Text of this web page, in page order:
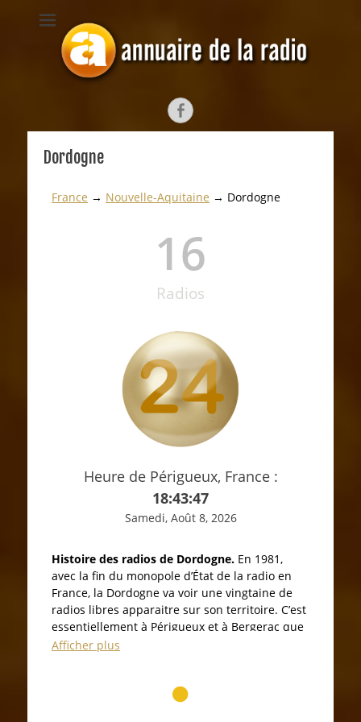
RADIO
Depuis 1998, l'annuaire radiophonique francophone
Dordogne
France → Nouvelle-Aquitaine → Dordogne
Radios
16
Heure de Périgueux, France :
18:43:48
Samedi, Août 8, 2026
Histoire des radios de Dordogne. En 1981,
avec la fin du monopole d’État de la radio en
France, la Dordogne va voir une vingtaine de
radios libres apparaitre sur son territoire. C’est
essentiellement à Périgueux et à Bergerac que
les antennes vont fleurir. Beaucoup d’entre
radios de ce département vont faire preuve
Afficher plus